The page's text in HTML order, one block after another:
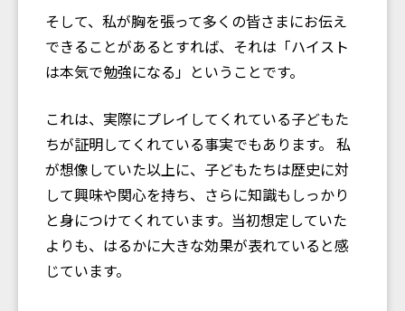
そして、私が胸を張って多くの皆さまにお伝え
できることがあるとすれば、それは「ハイスト
は本気で勉強になる」ということです。
これは、実際にプレイしてくれている子どもた
ちが証明してくれている事実でもあります。 私
が想像していた以上に、子どもたちは歴史に対
して興味や関心を持ち、さらに知識もしっかり
と身につけてくれています。当初想定していた
よりも、はるかに大きな効果が表れていると感
じています。